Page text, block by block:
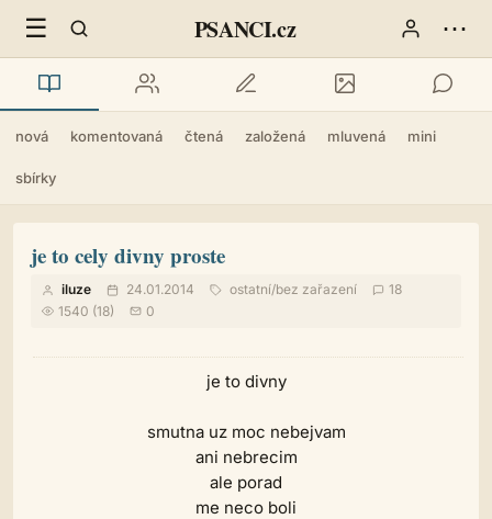
☰ PSANCI.cz ⋯
nová komentovaná čtená založená mluvená mini
sbírky
je to cely divny proste
iluze 24.01.2014 ostatní/bez zařazení
18
1540 (18)
0
je to divny
smutna uz moc nebejvam
ani nebrecim
ale porad
me neco boli